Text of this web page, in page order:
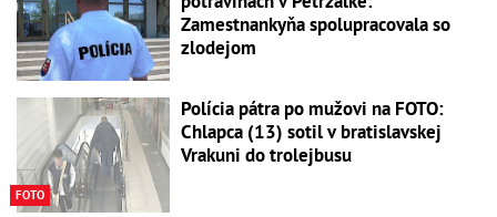
Zamestnankyňa spolupracovala so
zlodejom
FOTO
Polícia pátra po mužovi na FOTO:
Chlapca (13) sotil v bratislavskej
Vrakuni do trolejbusu